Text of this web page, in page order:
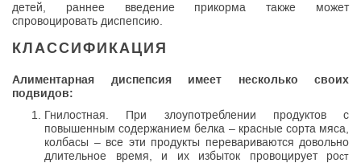
детей, раннее введение прикорма также может
спровоцировать диспепсию.
КЛАССИФИКАЦИЯ
Алиментарная диспепсия имеет несколько своих
подвидов:
Гнилостная. При злоупотреблении продуктов с
повышенным содержанием белка – красные сорта мяса,
колбасы – все эти продукты перевариваются довольно
длительное время, и их избыток провоцирует рост